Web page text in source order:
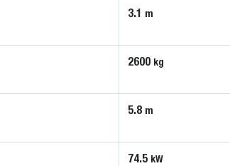
3.1 m
2600 kg
5.8 m
74.5 kW